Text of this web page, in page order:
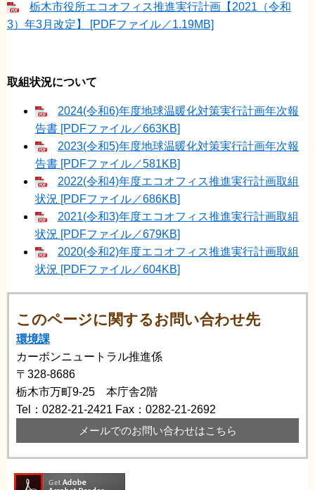
栃木市役所エコオフィス推進実行計画【2021（令和
3）年3月改定】 [PDFファイル／1.19MB]
取組状況について
2024(令和6)年度地球温暖化対策実行計画年次報
告書 [PDFファイル／663KB]
2023(令和5)年度地球温暖化対策実行計画年次報
告書 [PDFファイル／581KB]
2022(令和4)年度エコオフィス推進実行計画取組
状況 [PDFファイル／686KB]
2021(令和3)年度エコオフィス推進実行計画取組
状況 [PDFファイル／679KB]
2020(令和2)年度エコオフィス推進実行計画取組
状況 [PDFファイル／604KB]
このページに関するお問い合わせ先
環境課
カーボンニュートラル推進係
〒328-8686
栃木市万町9-25 本庁舎2階
Tel：0282-21-2421 Fax：0282-21-2692
メールでのお問い合わせはこちら